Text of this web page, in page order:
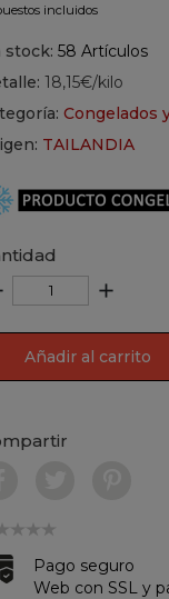
incluidos
stock: 58 Artículos
18,15€/kilo
Congelados
TAILANDIA
add
Añadir al carrito
Pago seguro
Web con SSL y